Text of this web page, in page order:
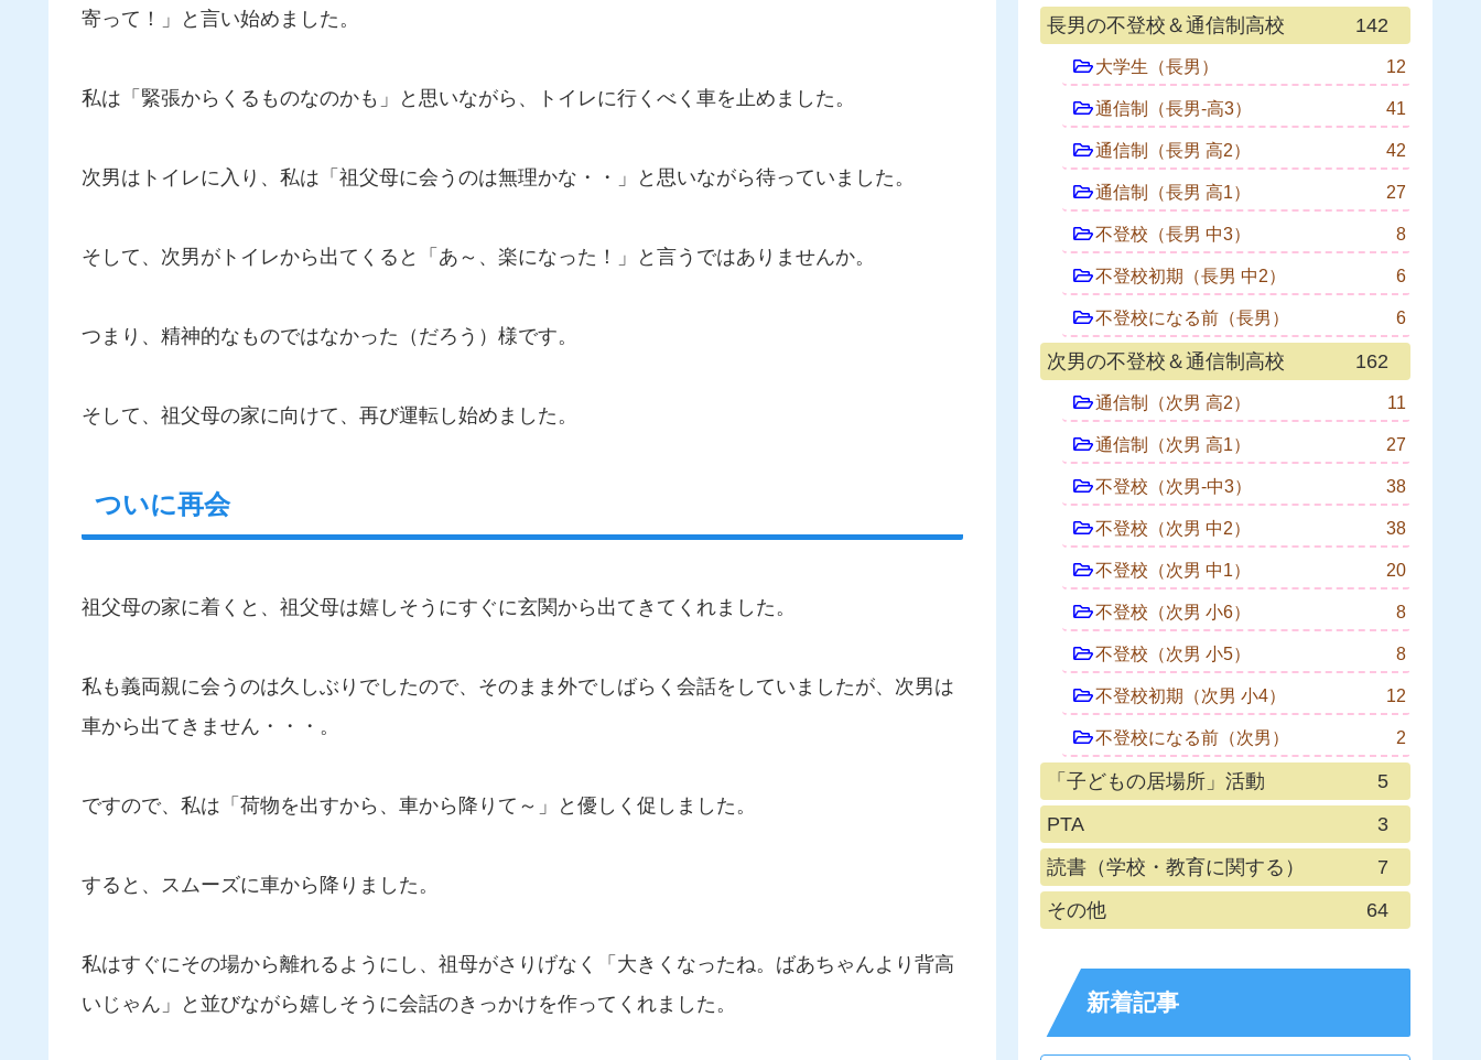
寄って！」と言い始めました。
私は「緊張からくるものなのかも」と思いながら、トイレに行くべく車を止めました。
次男はトイレに入り、私は「祖父母に会うのは無理かな・・」と思いながら待っていました。
そして、次男がトイレから出てくると「あ～、楽になった！」と言うではありませんか。
つまり、精神的なものではなかった（だろう）様です。
そして、祖父母の家に向けて、再び運転し始めました。
ついに再会
祖父母の家に着くと、祖父母は嬉しそうにすぐに玄関から出てきてくれました。
私も義両親に会うのは久しぶりでしたので、そのまま外でしばらく会話をしていましたが、次男は
車から出てきません・・・。
ですので、私は「荷物を出すから、車から降りて～」と優しく促しました。
すると、スムーズに車から降りました。
私はすぐにその場から離れるようにし、祖母がさりげなく「大きくなったね。ばあちゃんより背高
いじゃん」と並びながら嬉しそうに会話のきっかけを作ってくれました。
長男の不登校＆通信制高校 142
大学生（長男） 12
通信制（長男-高3） 41
通信制（長男 高2） 42
通信制（長男 高1） 27
不登校（長男 中3） 8
不登校初期（長男 中2） 6
不登校になる前（長男） 6
次男の不登校＆通信制高校 162
通信制（次男 高2） 11
通信制（次男 高1） 27
不登校（次男-中3） 38
不登校（次男 中2） 38
不登校（次男 中1） 20
不登校（次男 小6） 8
不登校（次男 小5） 8
不登校初期（次男 小4） 12
不登校になる前（次男） 2
「子どもの居場所」活動
5
PTA
3
読書（学校・教育に関する）
7
その他
64
新着記事